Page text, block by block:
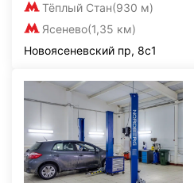
Тёплый Стан(930 м)
Ясенево(1,35 км)
Новоясеневский пр, 8с1